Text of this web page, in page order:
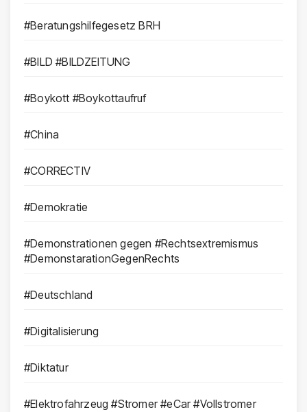
#Beratungshilfegesetz BRH
#BILD #BILDZEITUNG
#Boykott #Boykottaufruf
#China
#CORRECTIV
#Demokratie
#Demonstrationen gegen #Rechtsextremismus
#DemonstarationGegenRechts
#Deutschland
#Digitalisierung
#Diktatur
#Elektrofahrzeug #Stromer #eCar #Vollstromer